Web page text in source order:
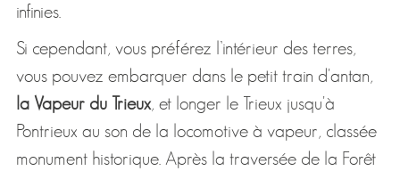
infinies.
Si cependant, vous préférez l’intérieur des terres,
vous pouvez embarquer dans le petit train d'antan,
la Vapeur du Trieux, et longer le Trieux jusqu'à
Pontrieux au son de la locomotive à vapeur, classée
monument historique. Après la traversée de la Forêt